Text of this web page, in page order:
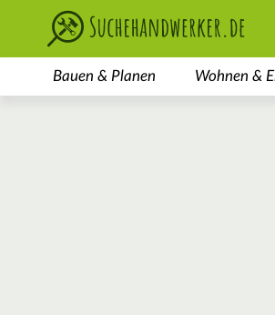
Bauen & Planen Wohnen &